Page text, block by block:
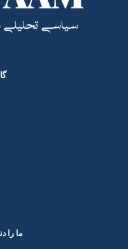
ما را